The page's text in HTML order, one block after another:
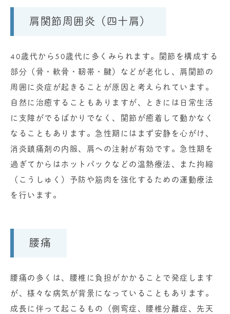
肩関節周囲炎（四十肩）
40歳代から50歳代に多くみられます。関節を構成する
部分（骨・軟骨・靭帯・腱）などが老化し、肩関節の
周囲に炎症が起きることが原因と考えられています。
自然に治癒することもありますが、ときには日常生活
に支障がでるばかりでなく、関節が癒着して動かなく
なることもあります。急性期にはまず安静を心がけ、
消炎鎮痛剤の内服、肩への注射が有効です。急性期を
過ぎてからはホットパックなどの温熱療法、また拘縮
（こうしゅく）予防や筋肉を強化するための運動療法
を行います。
腰痛
腰痛の多くは、腰椎に負担がかかることで発症します
が、様々な病気が背景になっていることもあります。
成長に伴って起こるもの（側弯症、腰椎分離症、先天